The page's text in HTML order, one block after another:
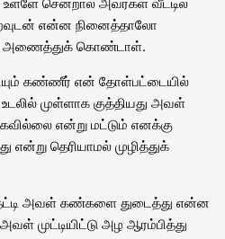
என்ன நினைத்தாலோ
அணைத்துக் கொண்டாள்.
கண்ணீர் என் தோள்பட்டையில்
முள்ளாக குத்தியது அவள்
என்று மட்டும் எனக்கு
தெரியாமல் முழித்துக்
அவள் கண்களை துடைத்து என்ன
முட்டியிட்டு அழ ஆரம்பித்து